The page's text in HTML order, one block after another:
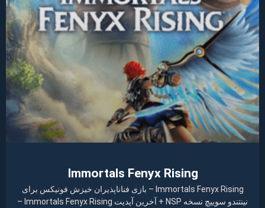
Immortals Fenyx Rising
Immortals Fenyx Rising – بازی فناناپذیران خیزش فونیکس برای
نینتندو سوییچ نسخه NSP + آخرین آپدیت Immortals Fenyx Rising –